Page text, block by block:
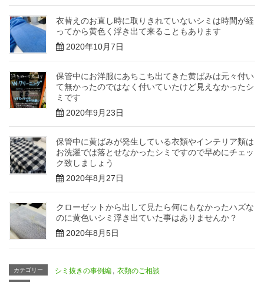
衣替えのお直し時に取りきれていないシミは時間が経
ってから黄色く浮き出て来ることもあります
2020年10月7日
保管中にお洋服にあちこち出てきた黄ばみは元々付い
て無かったのではなく付いていたけど見えなかったシ
ミです
2020年9月23日
保管中に黄ばみが発生している衣類やインテリア類は
お洗濯では落とせなかったシミですので早めにチェッ
ク致しましょう
2020年8月27日
クローゼットから出して見たら何にもなかったハズな
のに黄色いシミ浮き出ていた事はありませんか？
2020年8月5日
カテゴリー シミ抜きの事例編 衣類のご相談